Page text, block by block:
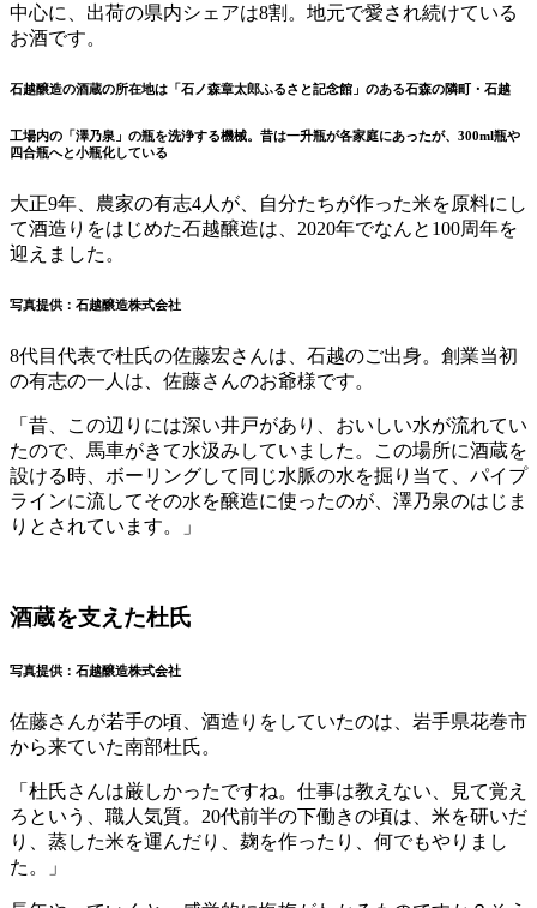
中心に、出荷の県内シェアは8割。地元で愛され続けている
お酒です。
石越醸造の酒蔵の所在地は「石ノ森章太郎ふるさと記念館」のある石森の隣町・石越
工場内の「澤乃泉」の瓶を洗浄する機械。昔は一升瓶が各家庭にあったが、300ml瓶や
四合瓶へと小瓶化している
大正9年、農家の有志4人が、自分たちが作った米を原料にし
て酒造りをはじめた石越醸造は、2020年でなんと100周年を
迎えました。
写真提供：石越醸造株式会社
8代目代表で杜氏の佐藤宏さんは、石越のご出身。創業当初
の有志の一人は、佐藤さんのお爺様です。
「昔、この辺りには深い井戸があり、おいしい水が流れてい
たので、馬車がきて水汲みしていました。この場所に酒蔵を
設ける時、ボーリングして同じ水脈の水を掘り当て、パイプ
ラインに流してその水を醸造に使ったのが、澤乃泉のはじま
りとされています。」
酒蔵を支えた杜氏
写真提供：石越醸造株式会社
佐藤さんが若手の頃、酒造りをしていたのは、岩手県花巻市
から来ていた南部杜氏。
「杜氏さんは厳しかったですね。仕事は教えない、見て覚え
ろという、職人気質。20代前半の下働きの頃は、米を研いだ
り、蒸した米を運んだり、麹を作ったり、何でもやりまし
た。」